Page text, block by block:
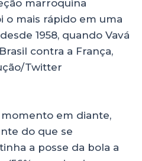
o mais rápido em uma
1958, quando Vavá
contra a França,
Twitter
em diante,
do que se
a posse da bola a